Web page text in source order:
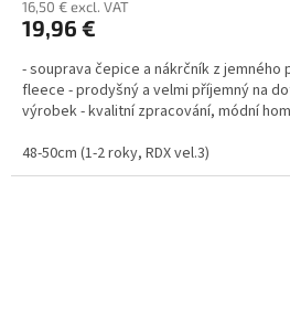
16,50 € excl. VAT
19,96 €
- souprava čepice a nákrčník z jemného
fleece - prodyšný a velmi příjemný na
výrobek - kvalitní zpracování, módní
48-50cm (1-2 roky, RDX vel.3)